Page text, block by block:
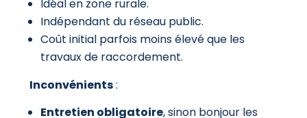
Idéal en zone rurale.
Indépendant du réseau public.
Coût initial parfois moins élevé que les
travaux de raccordement.
Inconvénients:
Entretien obligatoire, sinon bonjour les